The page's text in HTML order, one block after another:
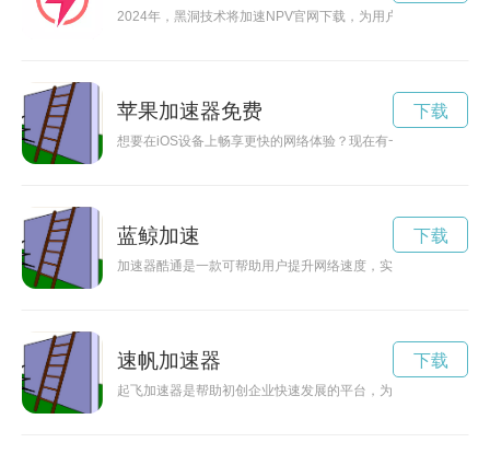
2024年，黑洞技术将加速NPV官网下载，为用户带来更优质的
苹果加速器免费
想要在iOS设备上畅享更快的网络体验？现在有一个免费的加速
下载
蓝鲸加速
加速器酷通是一款可帮助用户提升网络速度，实现畅快上网体
下载
速帆加速器
起飞加速器是帮助初创企业快速发展的平台，为创业者提供资
下载